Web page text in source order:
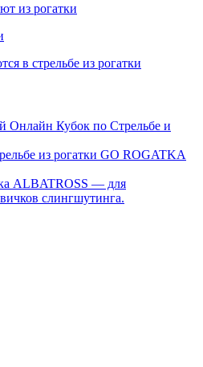
Онлайн Кубок по Стрельбе и
из рогатки GO ROGATKA
ALBATROSS — для
слингшутинга.